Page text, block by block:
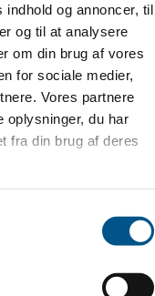
og annoncer, til
og til at analysere
om din brug af vores
for sociale medier,
Vores partnere
oplysninger, du har
fra din brug af deres